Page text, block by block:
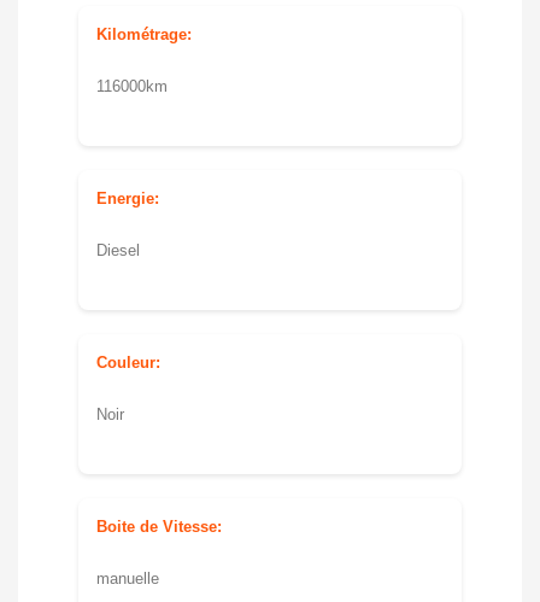
Kilométrage:
116000km
Energie:
Diesel
Couleur:
Noir
Boite de Vitesse:
manuelle